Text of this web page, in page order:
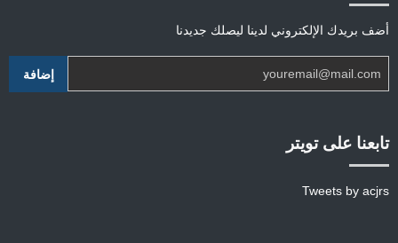
أضف بريدك الإلكتروني لدينا ليصلك جديدنا
تابعنا على تويتر
Tweets by acjrs